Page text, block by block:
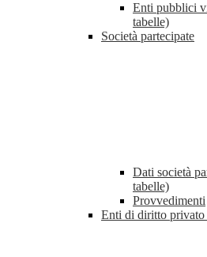
Enti pubblici
tabelle)
Società partecipate
Dati società
tabelle)
Provvedimenti
Enti di diritto privato